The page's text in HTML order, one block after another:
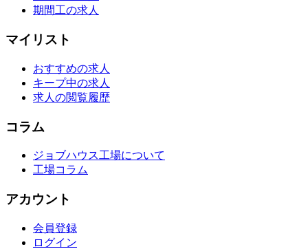
期間工の求人
マイリスト
おすすめの求人
キープ中の求人
求人の閲覧履歴
コラム
ジョブハウス工場について
工場コラム
アカウント
会員登録
ログイン